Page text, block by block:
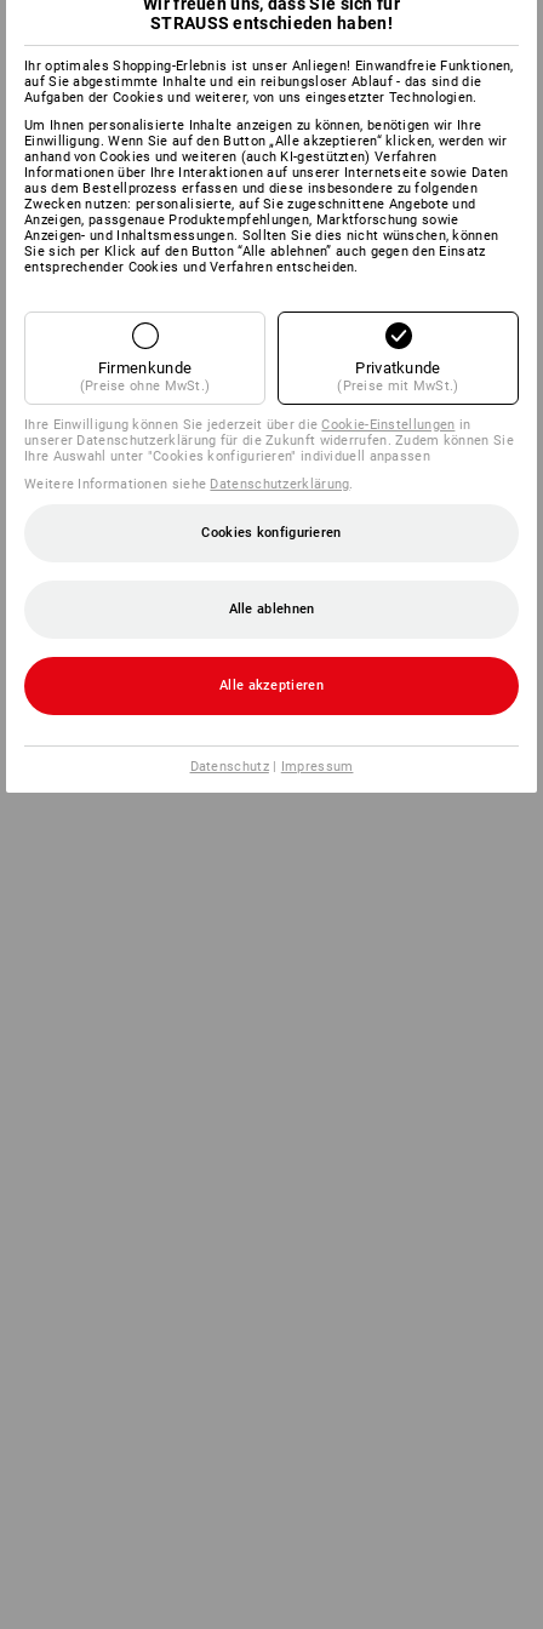
STRAUSS entschieden haben!
Ihr optimales Shopping-Erlebnis ist unser Anliegen! Einwandfreie Funktionen,
auf Sie abgestimmte Inhalte und ein reibungsloser Ablauf - das sind die
Aufgaben der Cookies und weiterer, von uns eingesetzter Technologien.
Um Ihnen personalisierte Inhalte anzeigen zu können, benötigen wir Ihre
Einwilligung. Wenn Sie auf den Button „Alle akzeptieren“ klicken, werden wir
anhand von Cookies und weiteren (auch KI-gestützten) Verfahren
Informationen über Ihre Interaktionen auf unserer Internetseite sowie Daten
aus dem Bestellprozess erfassen und diese insbesondere zu folgenden
Zwecken nutzen: personalisierte, auf Sie zugeschnittene Angebote und
Anzeigen, passgenaue Produktempfehlungen, Marktforschung sowie
Anzeigen- und Inhaltsmessungen. Sollten Sie dies nicht wünschen, können
Sie sich per Klick auf den Button “Alle ablehnen” auch gegen den Einsatz
entsprechender Cookies und Verfahren entscheiden.
Firmenkunde
(Preise ohne MwSt.)
Privatkunde
(Preise mit MwSt.)
Ihre Einwilligung können Sie jederzeit über dieCookie-Einstellungen in
unserer Datenschutzerklärung für die Zukunft widerrufen. Zudem können Sie
Ihre Auswahl unter "Cookies konfigurieren" individuell anpassen
Weitere Informationen siehe Datenschutzerklärung.
Cookies konfigurieren
Alle ablehnen
Alle akzeptieren
Datenschutz| Impressum